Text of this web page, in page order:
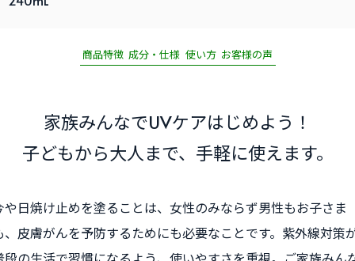
商品特徴 成分・仕様 使い方 お客様の声
家族みんなでUVケアはじめよう！
子どもから大人まで、 手軽に使えます。
や日焼け止めを塗ることは、女性のみならず男性もお子さま
、皮膚がんを予防するためにも必要なことです。紫外線対策